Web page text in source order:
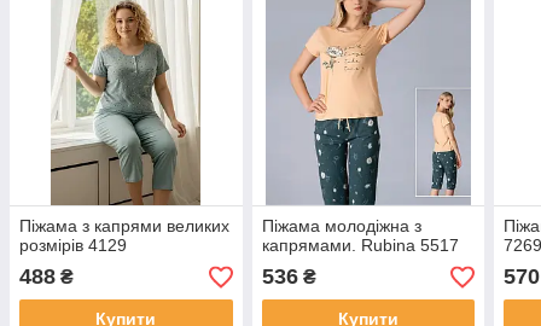
Піжама з капрями великих
розмірів 4129
488 ₴
Купити
Піжама молодіжна з
капрямами. Rubina 5517
536₴
Купити
570